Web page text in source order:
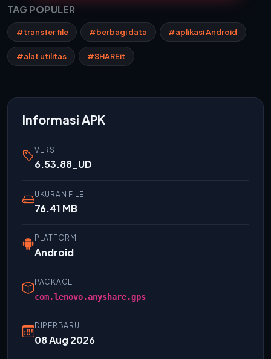
TAG POPULER
#transfer file #berbagi data #aplikasi Android
#alat utilitas #SHAREit
Informasi APK
VERSI
6.53.88_UD
UKURAN FILE
76.41 MB
PLATFORM
Android
PACKAGE
com.lenovo.anyshare.gps
DIPERBARUI
08 Aug 2026